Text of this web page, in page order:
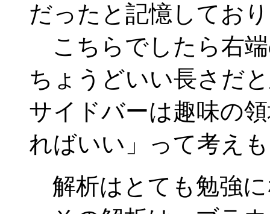
だったと記憶してお
こちらでしたら右
ちょうどいい長さだ
サイドバーは趣味の
ればいい」って考え
解析はとても勉強